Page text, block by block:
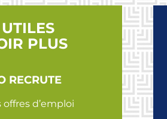
PLUS
RECRUTE
d’emploi